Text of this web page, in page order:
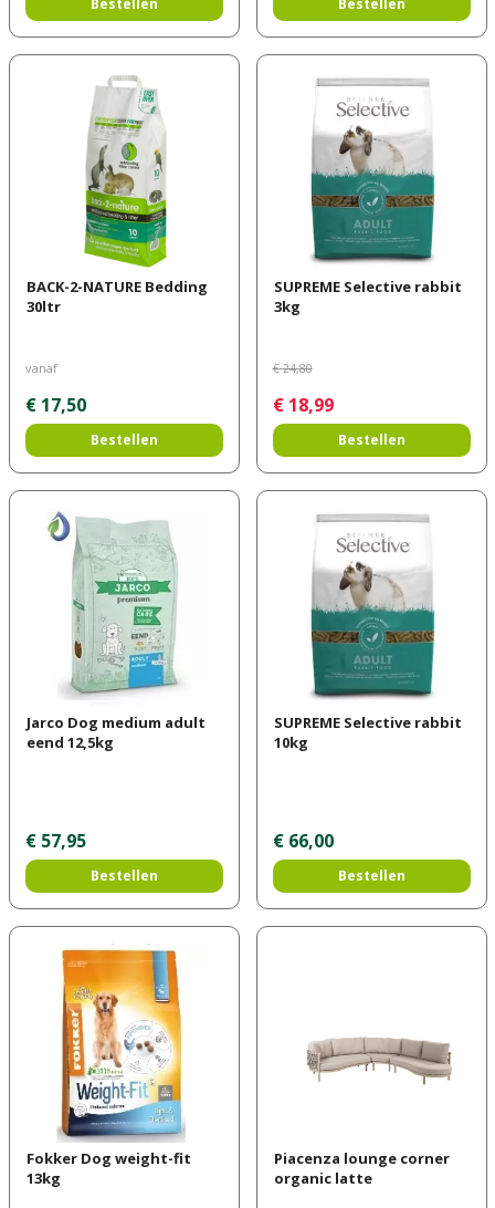
BACK-2-NATURE Bedding
30ltr
vanaf
€ 17,50
Bestellen
SUPREME Selective rabbit
3kg
€ 24,80
€ 18,99
Bestellen
Jarco Dog medium adult
eend 12,5kg
€ 57,95
Bestellen
SUPREME Selective rabbit
10kg
€ 66,00
Bestellen
Fokker Dog weight-fit
13kg
Piacenza lounge corner
organic latte